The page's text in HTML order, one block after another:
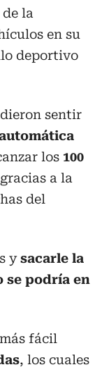
la
en su
deportivo
sentir
los 100
gracias a la
del
ysacarle la
se podría en
fácil
, los cuales